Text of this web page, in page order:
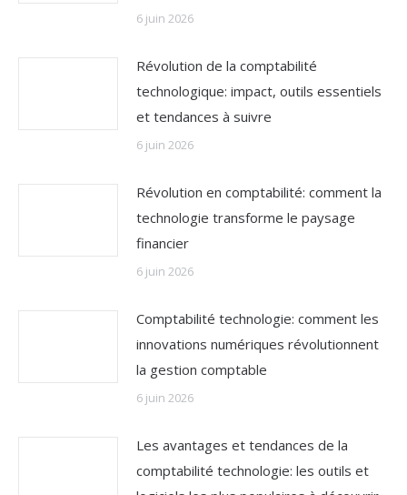
6 juin 2026
Révolution de la comptabilité
technologique: impact, outils essentiels
et tendances à suivre
6 juin 2026
Révolution en comptabilité: comment la
technologie transforme le paysage
financier
6 juin 2026
Comptabilité technologie: comment les
innovations numériques révolutionnent
la gestion comptable
6 juin 2026
Les avantages et tendances de la
comptabilité technologie: les outils et